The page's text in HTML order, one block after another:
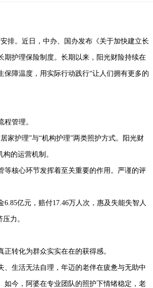
排。近日，中办、国办发布《关于加快建立长
期护理保险制度。长期以来，阳光财险持续在
障温度，用实际行动践行“让人们拥有更多的
管理。
护理”与“机构护理”两类照护方式。阳光财
的运营机制。
核心环节发挥着至关重要的作用。严谨的评
亿元，赔付17.46万人次，惠及失能失智人
力。
转化为群众实实在在的获得感。
生活无法自理，年迈的老伴在疲惫与无助中
如今，阿婆在专业团队的照护下情绪稳定，老